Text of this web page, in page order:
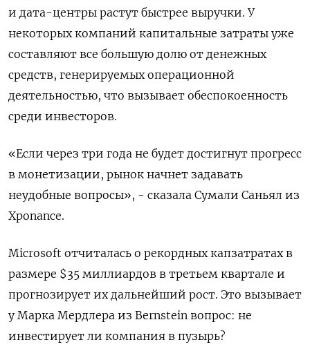
и дата-центры растут быстрее выручки. У
некоторых компаний капитальные затраты уже
составляют все большую долю от денежных
средств, генерируемых операционной
деятельностью, что вызывает обеспокоенность
среди инвесторов.
«Если через три года не будет достигнут прогресс
в монетизации, рынок начнет задавать
неудобные вопросы», - сказала Сумали Саньял из
Xponance.
Microsoft отчиталась о рекордных капзатратах в
размере $35 миллиардов в третьем квартале и
прогнозирует их дальнейший рост. Это вызывает
у Марка Мердлера из Bernstein вопрос: не
инвестирует ли компания в пузырь?